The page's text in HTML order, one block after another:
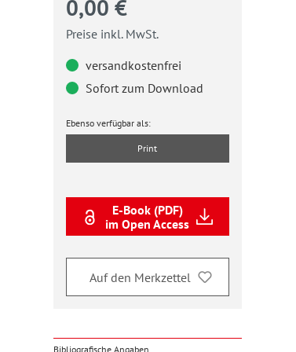
0,00 €
Preise inkl. MwSt.
versandkostenfrei
Sofort zum Download
Ebenso verfügbar als:
Print
E-Book (PDF)
im Open Access
Auf den Merkzettel
Bibliografische Angaben